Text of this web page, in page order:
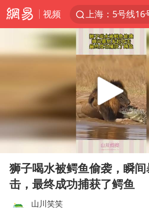
视频
白海豚逼近浙
《披荆斩棘
王艺迪无缘横
2025年小学教
Play
00:00
狮子喝水被鳄鱼偷袭，瞬
击，最终成功捕获了鳄鱼
山川笑笑